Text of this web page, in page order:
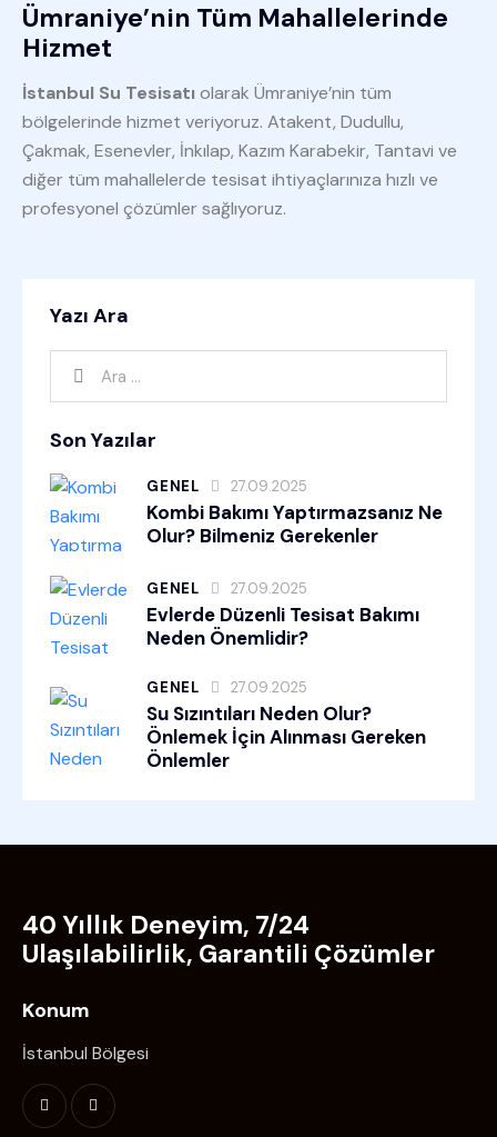
Ümraniye’nin Tüm Mahallelerinde
Hizmet
İstanbul Su Tesisatıolarak Ümraniye’nin tüm
bölgelerinde hizmet veriyoruz. Atakent, Dudullu,
Çakmak, Esenevler, İnkılap, Kazım Karabekir, Tantavi ve
diğer tüm mahallelerde tesisat ihtiyaçlarınıza hızlı ve
profesyonel çözümler sağlıyoruz.
Yazı Ara
Son Yazılar
GENEL 27.09.2025
Kombi Bakımı Yaptırmazsanız Ne
Olur? Bilmeniz Gerekenler
GENEL 27.09.2025
Evlerde Düzenli Tesisat Bakımı
Neden Önemlidir?
GENEL 27.09.2025
Su Sızıntıları Neden Olur?
Önlemek İçin Alınması Gereken
Önlemler
40 Yıllık Deneyim, 7/24
Ulaşılabilirlik, Garantili Çözümler
Konum
İstanbul Bölgesi